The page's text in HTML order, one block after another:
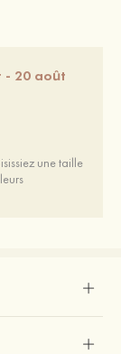
- 20 août
une taille